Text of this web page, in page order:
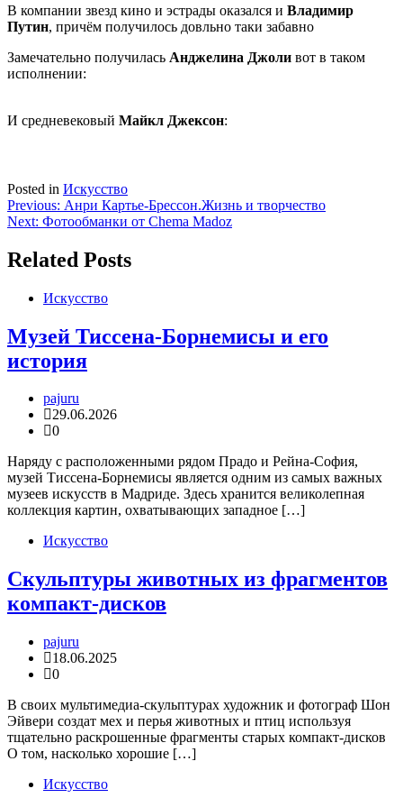
В компании звезд кино и эстрады оказался и Владимир
Путин, причём получилось довльно таки забавно
Замечательно получилась Анджелина Джоли вот в таком
исполнении:
И средневековый Майкл Джексон:
Posted in Искусство
Навигация
по
записям
Previous: Анри Картье-Брессон.Жизнь и творчество
Next: Фотообманки от Chema Madoz
Related Posts
Искусство
Музей Тиссена-Борнемисы и его
история
pajuru
29.06.2026
0
Наряду с расположенными рядом Прадо и Рейна-София,
музей Тиссена-Борнемисы является одним из самых важных
музеев искусств в Мадриде. Здесь хранится великолепная
коллекция картин, охватывающих западное […]
Искусство
Скульптуры животных из фрагментов
компакт-дисков
pajuru
18.06.2025
0
В своих мультимедиа-скульптурах художник и фотограф Шон
Эйвери создат мех и перья животных и птиц используя
тщательно раскрошенные фрагменты старых компакт-дисков
О том, насколько хорошие […]
Искусство